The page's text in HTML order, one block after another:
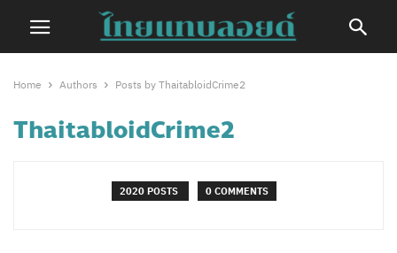
Home Authors Posts by ThaitabloidCrime2
ThaitabloidCrime2
2020 POSTS 0 COMMENTS